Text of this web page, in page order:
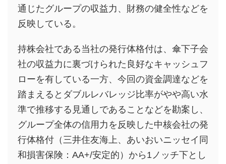
通じたグループの収益力、財務の健全性などを
反映している。
持株会社である当社の発行体格付は、傘下子会
社の収益力に裏づけられた良好なキャッシュフ
ローを有している一方、今回の資金調達などを
踏まえるとダブルレバレッジ比率がやや高い水
準で推移する見通しであることなどを勘案し、
グループ全体の信用力を反映した中核会社の発
行体格付（三井住友海上、あいおいニッセイ同
和損害保険：AA+/安定的）から1ノッチ下とし